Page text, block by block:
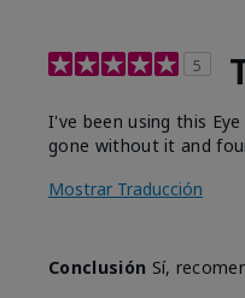
5
I've been using this
gone without it and
Mostrar Traducción
Conclusión Sí,